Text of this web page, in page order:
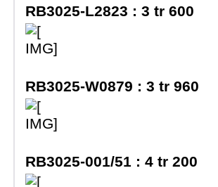
RB3025-L2823 : 3 tr 600
RB3025-W0879 : 3 tr 960
RB3025-001/51 : 4 tr 200